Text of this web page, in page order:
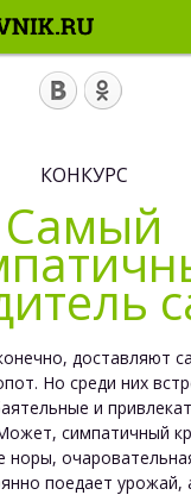
КОНКУРС
Самый
доставляют
Но среди них
и
симпатичный
норы,
поедает урожай,